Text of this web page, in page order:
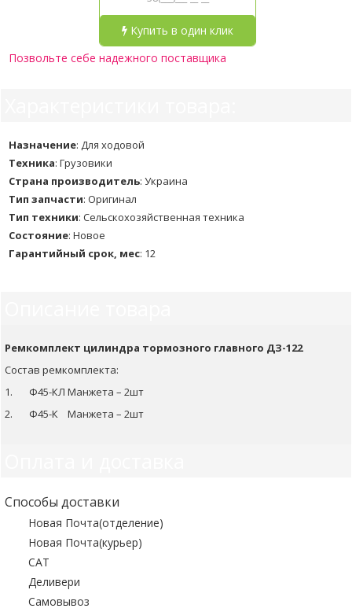
Купить в один клик
Позвольте себе надежного поставщика
Назначение: Для ходовой
Техника: Грузовики
Страна производитель: Украина
Тип запчасти: Оригинал
Тип техники: Сельскохозяйственная техника
Состояние: Новое
Гарантийный срок, мес: 12
Ремкомплект цилиндра тормозного главного ДЗ-122
Состав ремкомплекта:
1. Ф45-КЛ Манжета – 2шт
2. Ф45-К Манжета – 2шт
Способы доставки
Новая Почта(отделение)
Новая Почта(курьер)
САТ
Деливери
Самовывоз